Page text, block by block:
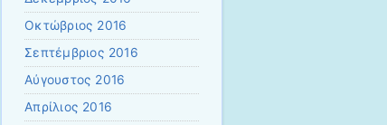
Οκτώβριος 2016
Σεπτέμβριος 2016
Αύγουστος 2016
Απρίλιος 2016